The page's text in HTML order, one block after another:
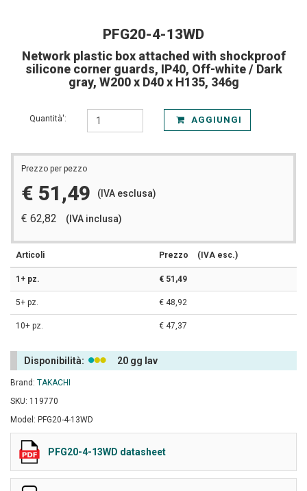
PFG20-4-13WD
Network plastic box attached with shockproof
silicone corner guards, IP40, Off-white / Dark
gray, W200 x D40 x H135, 346g
Quantità': AGGIUNGI
Prezzo per pezzo
€ 51,49 (IVA esclusa)
€ 62,82 (IVA inclusa)
Articoli Prezzo (IVA esc.)
1+ pz. € 51,49
5+ pz. € 48,92
10+ pz. € 47,37
Disponibilità: 20 gg lav
Brand: TAKACHI
SKU: 119770
Model: PFG20-4-13WD
PFG20-4-13WD datasheet